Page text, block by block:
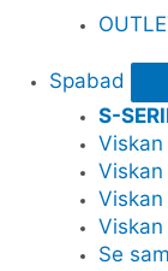
Spabad
S-
Viskan
Viskan
Se